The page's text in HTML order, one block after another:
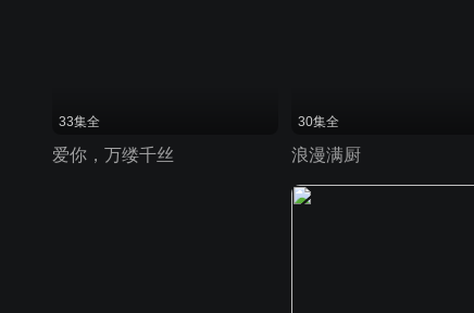
33集全
爱你，万缕千丝
30集全
浪漫满厨